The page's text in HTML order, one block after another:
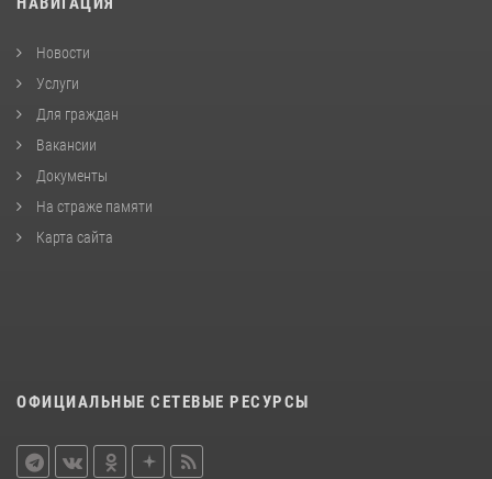
Новости
Услуги
Для граждан
Вакансии
Документы
На страже памяти
Карта сайта
ОФИЦИАЛЬНЫЕ СЕТЕВЫЕ РЕСУРСЫ